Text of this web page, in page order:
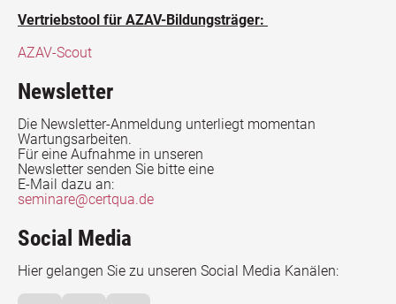
Vertriebstool für AZAV-Bildungsträger:
AZAV-Scout
Newsletter
Die Newsletter-Anmeldung unterliegt momentan
Wartungsarbeiten.
Für eine Aufnahme in unseren
Newsletter senden Sie bitte eine
E-Mail dazu an:
seminare@certqua.de
Social Media
Hier gelangen Sie zu unseren Social Media Kanälen: